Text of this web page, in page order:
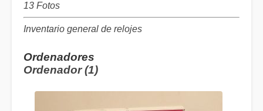
13 Fotos
Inventario general de relojes
Ordenadores
Ordenador (1)